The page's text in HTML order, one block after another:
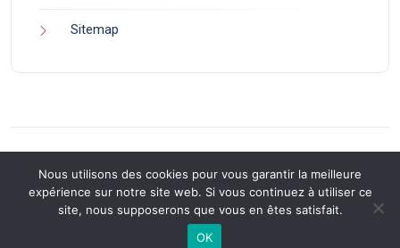
Sitemap
Back to Top
Nous utilisons des cookies pour vous garantir la meilleure
expérience sur notre site web. Si vous continuez à utiliser ce
site, nous supposerons que vous en êtes satisfait.
OK